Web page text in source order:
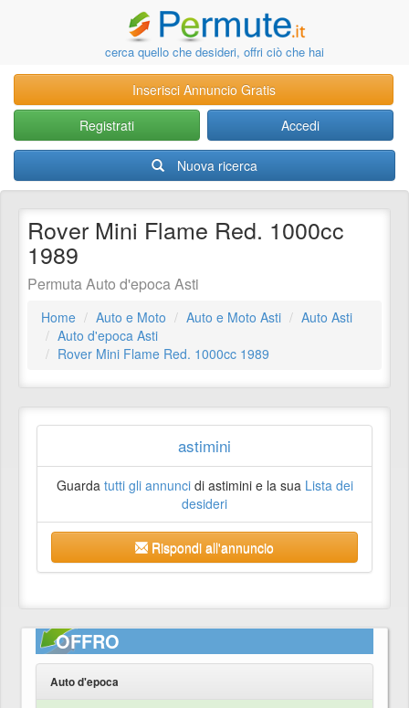
cerca quello che desideri, offri ciò che hai
Inserisci Annuncio Gratis
Registrati
Accedi
Nuova ricerca
Rover Mini Flame Red. 1000cc
1989
Permuta Auto d'epoca Asti
Home Auto e Moto Auto e Moto Asti
Auto Asti
Auto d'epoca Asti
Rover Mini Flame Red. 1000cc 1989
astimini
Guarda tutti gli annuncidi astimini e la sua Lista dei
desideri
Rispondi all'annuncio
OFFRO
Auto d'epoca